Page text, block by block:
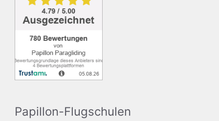
Papillon-Flugschulen